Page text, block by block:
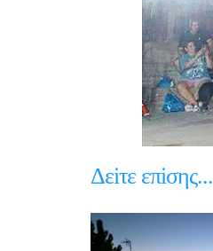
Δεiτε επiσης...